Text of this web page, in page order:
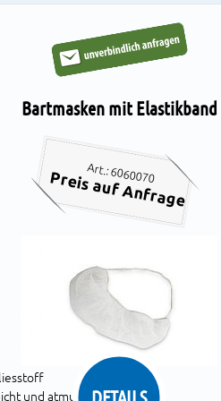
Bartmasken mit Elastikband
Art.: 6060070
Preis auf Anfrage
und atmungsaktiv